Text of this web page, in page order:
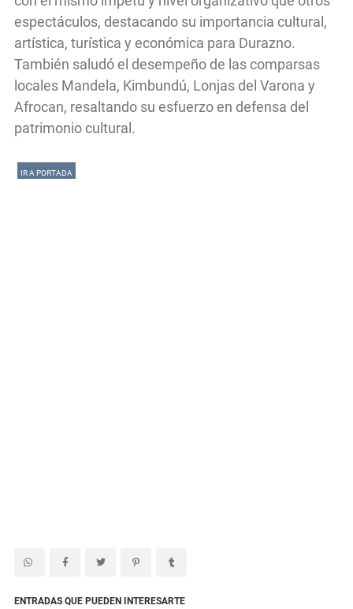
espectáculos, destacando su importancia cultural,
artística, turística y económica para Durazno.
También saludó el desempeño de las comparsas
locales Mandela, Kimbundú, Lonjas del Varona y
Afrocan, resaltando su esfuerzo en defensa del
patrimonio cultural.
IR A PORTADA
ENTRADAS QUE PUEDEN INTERESARTE